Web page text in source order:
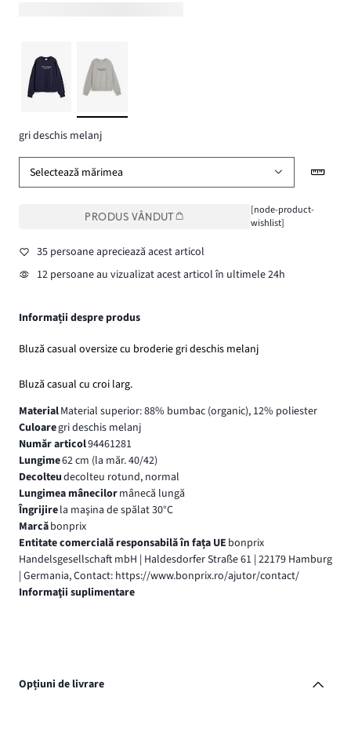
gri deschis melanj
Selectează mărimea
PRODUS VÂNDUT
[node-product-
wishlist]
35 persoane apreciează acest articol
12 persoane au vizualizat acest articol în ultimele 24h
Informații despre produs
Bluză casual oversize cu broderie gri deschis melanj
Bluză casual cu croi larg.
MaterialMaterial superior: 88% bumbac (organic), 12% poliester
Culoaregri deschis melanj
Număr articol94461281
Lungime62 cm (la măr. 40/42)
Decolteudecolteu rotund, normal
Lungimea mânecilormânecă lungă
Îngrijirela maşina de spălat 30°C
Marcăbonprix
Entitate comercială responsabilă în fața UE bonprix
Handelsgesellschaft mbH | Haldesdorfer Straße 61 | 22179 Hamburg
| Germania, Contact: https://www.bonprix.ro/ajutor/contact/
Informaţii suplimentare
Opțiuni de livrare